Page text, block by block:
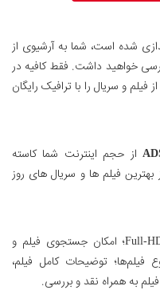
شده است، شما به آرشیوی از
خواهید داشت. فقط کافیه در
و سریال را با ترافیک رایگان
از حجم اینترنت شما کاسته
بهترین فیلم ها و سریال های روز
امکان نمایش فیلم ها با کیفیت HD و Full-HD؛ امکان جستجوی فیلم و
توضیحات کامل فیلم،
به همراه نقد و بررسی.